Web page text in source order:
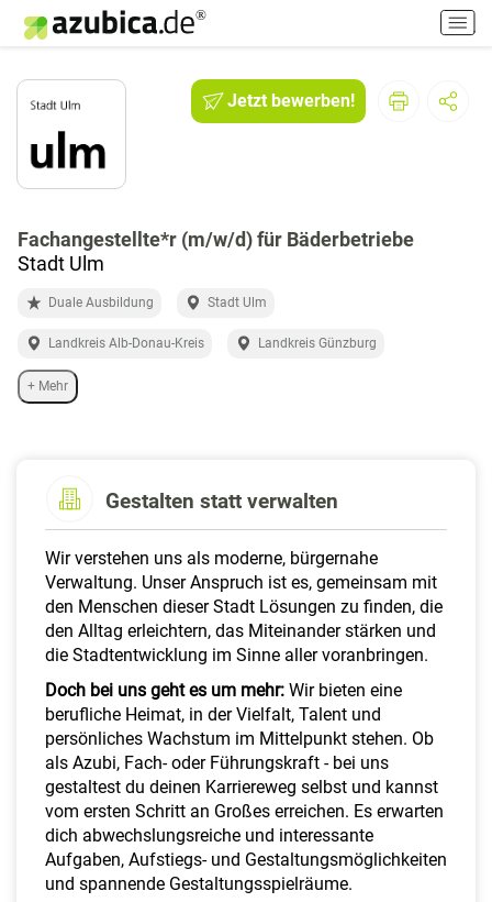
H
a
p
l
n
Jetzt bewerben!
Fachangestellte*r (m/w/d) für Bäderbetriebe
Stadt Ulm
Duale Ausbildung Stadt Ulm
Landkreis Alb-Donau-Kreis Landkreis Günzburg
+ Mehr
Gestalten statt verwalten
Wir verstehen uns als moderne, bürgernahe
Verwaltung. Unser Anspruch ist es, gemeinsam mit
den Menschen dieser Stadt Lösungen zu finden, die
den Alltag erleichtern, das Miteinander stärken und
die Stadtentwicklung im Sinne aller voranbringen.
Doch bei uns geht es um mehr: Wir bieten eine
berufliche Heimat, in der Vielfalt, Talent und
persönliches Wachstum im Mittelpunkt stehen. Ob
als Azubi, Fach- oder Führungskraft - bei uns
gestaltest du deinen Karriereweg selbst und kannst
vom ersten Schritt an Großes erreichen. Es erwarten
dich abwechslungsreiche und interessante
Aufgaben, Aufstiegs- und Gestaltungsmöglichkeiten
und spannende Gestaltungsspielräume.